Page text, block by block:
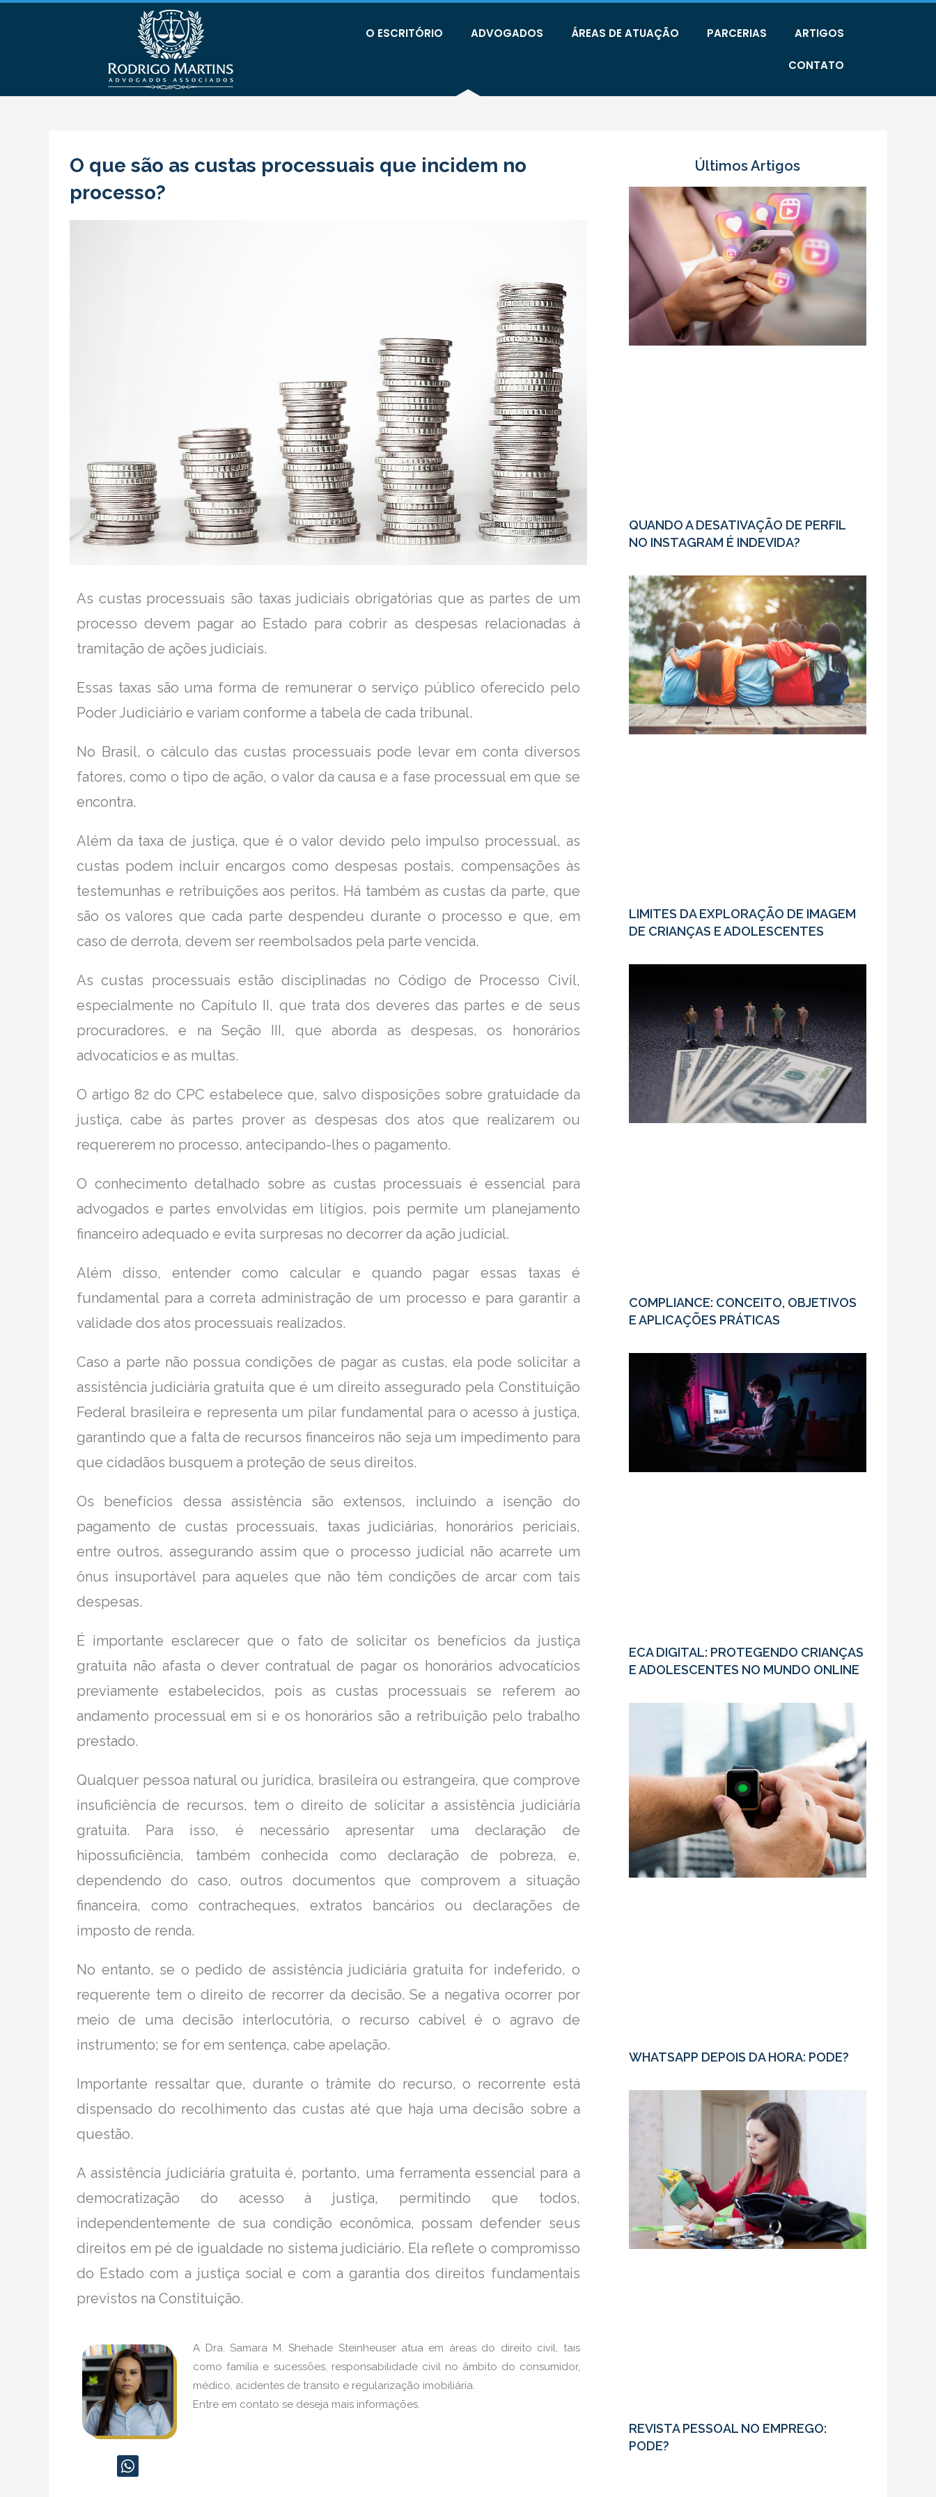
O ESCRITÓRIO ADVOGADOS ÁREAS DE ATUAÇÃO PARCERIAS ARTIGOS
CONTATO
O que são as custas processuais que incidem no
processo?
As custas processuais são taxas judiciais obrigatórias que as partes de um
processo devem pagar ao Estado para cobrir as despesas relacionadas à
tramitação de ações judiciais.
Essas taxas são uma forma de remunerar o serviço público oferecido pelo
Poder Judiciário e variam conforme a tabela de cada tribunal.
No Brasil, o cálculo das custas processuais pode levar em conta diversos
fatores, como o tipo de ação, o valor da causa e a fase processual em que se
encontra.
Além da taxa de justiça, que é o valor devido pelo impulso processual, as
custas podem incluir encargos como despesas postais, compensações às
testemunhas e retribuições aos peritos. Há também as custas da parte, que
são os valores que cada parte despendeu durante o processo e que, em
caso de derrota, devem ser reembolsados pela parte vencida.
As custas processuais estão disciplinadas no Código de Processo Civil,
especialmente no Capítulo II, que trata dos deveres das partes e de seus
procuradores, e na Seção III, que aborda as despesas, os honorários
advocatícios e as multas.
O artigo 82 do CPC estabelece que, salvo disposições sobre gratuidade da
justiça, cabe às partes prover as despesas dos atos que realizarem ou
requererem no processo, antecipando-lhes o pagamento.
O conhecimento detalhado sobre as custas processuais é essencial para
advogados e partes envolvidas em litígios, pois permite um planejamento
financeiro adequado e evita surpresas no decorrer da ação judicial.
Além disso, entender como calcular e quando pagar essas taxas é
fundamental para a correta administração de um processo e para garantir a
validade dos atos processuais realizados.
Caso a parte não possua condições de pagar as custas, ela pode solicitar a
assistência judiciária gratuita que é um direito assegurado pela Constituição
Federal brasileira e representa um pilar fundamental para o acesso à justiça,
garantindo que a falta de recursos financeiros não seja um impedimento para
que cidadãos busquem a proteção de seus direitos.
Os benefícios dessa assistência são extensos, incluindo a isenção do
pagamento de custas processuais, taxas judiciárias, honorários periciais,
entre outros, assegurando assim que o processo judicial não acarrete um
ônus insuportável para aqueles que não têm condições de arcar com tais
despesas.
É importante esclarecer que o fato de solicitar os benefícios da justiça
gratuita não afasta o dever contratual de pagar os honorários advocatícios
previamente estabelecidos, pois as custas processuais se referem ao
andamento processual em si e os honorários são a retribuição pelo trabalho
prestado.
Qualquer pessoa natural ou jurídica, brasileira ou estrangeira, que comprove
insuficiência de recursos, tem o direito de solicitar a assistência judiciária
gratuita. Para isso, é necessário apresentar uma declaração de
hipossuficiência, também conhecida como declaração de pobreza, e,
dependendo do caso, outros documentos que comprovem a situação
financeira, como contracheques, extratos bancários ou declarações de
imposto de renda.
No entanto, se o pedido de assistência judiciária gratuita for indeferido, o
requerente tem o direito de recorrer da decisão. Se a negativa ocorrer por
meio de uma decisão interlocutória, o recurso cabível é o agravo de
instrumento; se for em sentença, cabe apelação.
Importante ressaltar que, durante o trâmite do recurso, o recorrente está
dispensado do recolhimento das custas até que haja uma decisão sobre a
questão.
A assistência judiciária gratuita é, portanto, uma ferramenta essencial para a
democratização do acesso à justiça, permitindo que todos,
independentemente de sua condição econômica, possam defender seus
direitos em pé de igualdade no sistema judiciário. Ela reflete o compromisso
do Estado com a justiça social e com a garantia dos direitos fundamentais
previstos na Constituição.
A Dra. Samara M. Shehade Steinheuser atua em áreas do direito civil, tais
como família e sucessões, responsabilidade civil no âmbito do consumidor,
médico, acidentes de transito e regularização imobiliária.
Entre em contato se deseja mais informações.
Últimos Artigos
QUANDO A DESATIVAÇÃO DE PERFIL
NO INSTAGRAM É INDEVIDA?
LIMITES DA EXPLORAÇÃO DE IMAGEM
DE CRIANÇAS E ADOLESCENTES
COMPLIANCE: CONCEITO, OBJETIVOS
E APLICAÇÕES PRÁTICAS
ECA DIGITAL: PROTEGENDO CRIANÇAS
E ADOLESCENTES NO MUNDO ONLINE
WHATSAPP DEPOIS DA HORA: PODE?
REVISTA PESSOAL NO EMPREGO:
PODE?